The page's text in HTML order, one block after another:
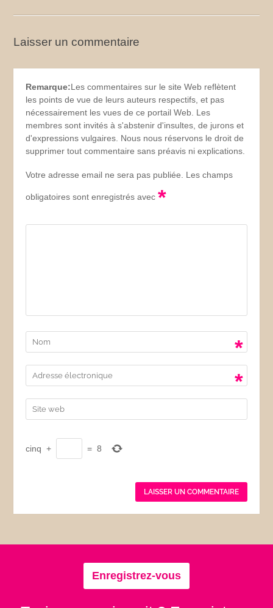
Laisser un commentaire
Remarque:Les commentaires sur le site Web reflètent
les points de vue de leurs auteurs respectifs, et pas
nécessairement les vues de ce portail Web. Les
membres sont invités à s'abstenir d'insultes, de jurons et
d'expressions vulgaires. Nous nous réservons le droit de
supprimer tout commentaire sans préavis ni explications.
Votre adresse email ne sera pas publiée. Les champs
obligatoires sont enregistrés avec*
*
*
cinq + = 8
Enregistrez-vous